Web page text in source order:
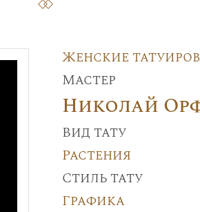
Женские
Мастер
Николай
Вид тату
Растения
Стиль тату
Графика